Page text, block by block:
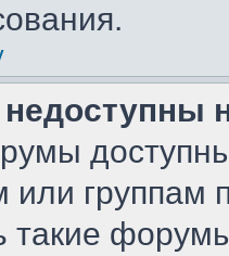
или группам
такие